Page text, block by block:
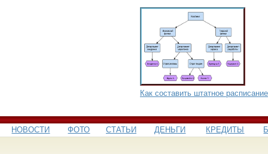
Как составить штатное расписание
НОВОСТИ ФОТО СТАТЬИ ДЕНЬГИ КРЕДИТЫ